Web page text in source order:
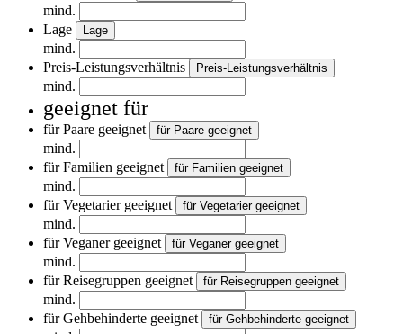
mind.
Lage
Lage
mind.
Preis-Leistungsverhältnis
Preis-Leistungsverhältnis
mind.
geeignet für
für Paare geeignet für Paare geeignet
mind.
für Familien geeignet
für Familien geeignet
mind.
für Vegetarier geeignet
für Vegetarier geeignet
mind.
für Veganer geeignet
für Veganer geeignet
mind.
für Reisegruppen geeignet
für Reisegruppen geeignet
mind.
für Gehbehinderte geeignet
für Gehbehinderte geeignet